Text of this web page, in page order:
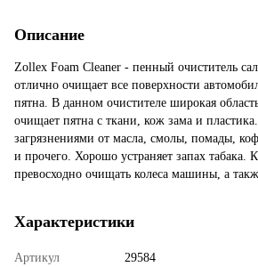
Описание
Zollex Foam Cleaner - пенный очиститель
отлично очищает все поверхности
пятна. В данном очистителе широкая
очищает пятна с ткани, кож зама и
загрязнениями от масла, смолы, помады,
и прочего. Хорошо устраняет запах
превосходно очищать колеса машины, а
Характеристики
Артикул
29584